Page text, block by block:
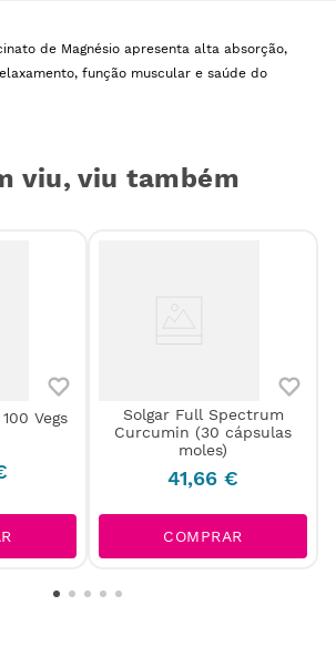
de Magnésio apresenta alta absorção,
função muscular e saúde do
viu, viu também
Vegs
Solgar Full Spectrum
Curcumin (30 cápsulas
moles)
41,66 €
COMPRAR